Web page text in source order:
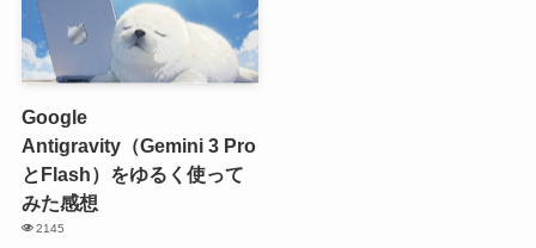
Google
Antigravity（Gemini 3 Pro
とFlash）をゆるく使って
みた感想
2145